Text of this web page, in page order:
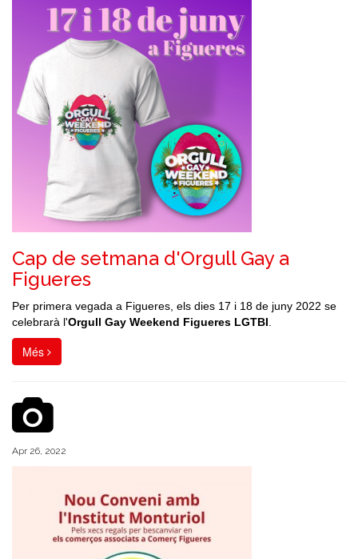
Cap de setmana d'Orgull Gay a
Figueres
Per primera vegada a Figueres, els dies 17 i 18 de juny 2022 se
celebrarà l'Orgull Gay Weekend Figueres LGTBI
Més
Apr 26, 2022